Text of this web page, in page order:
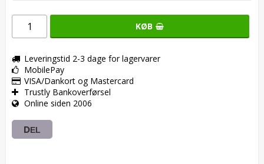
KØB
Leveringstid 2-3 dage for lagervarer
MobilePay
VISA/Dankort og Mastercard
Trustly Bankoverførsel
Online siden 2006
DEL